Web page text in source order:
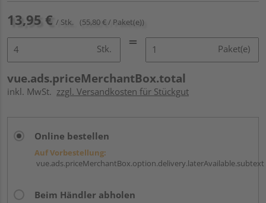
13,95 € / Stk. (55,80 € / Paket(e))
Stk. Paket(e)
vue.ads.priceMerchantBox.total
inkl. MwSt. zzgl. Versandkosten für Stückgut
Online bestellen
Auf Vorbestellung:
vue.ads.priceMerchantBox.option.delivery.laterAvailable.subtext
Beim Händler abholen